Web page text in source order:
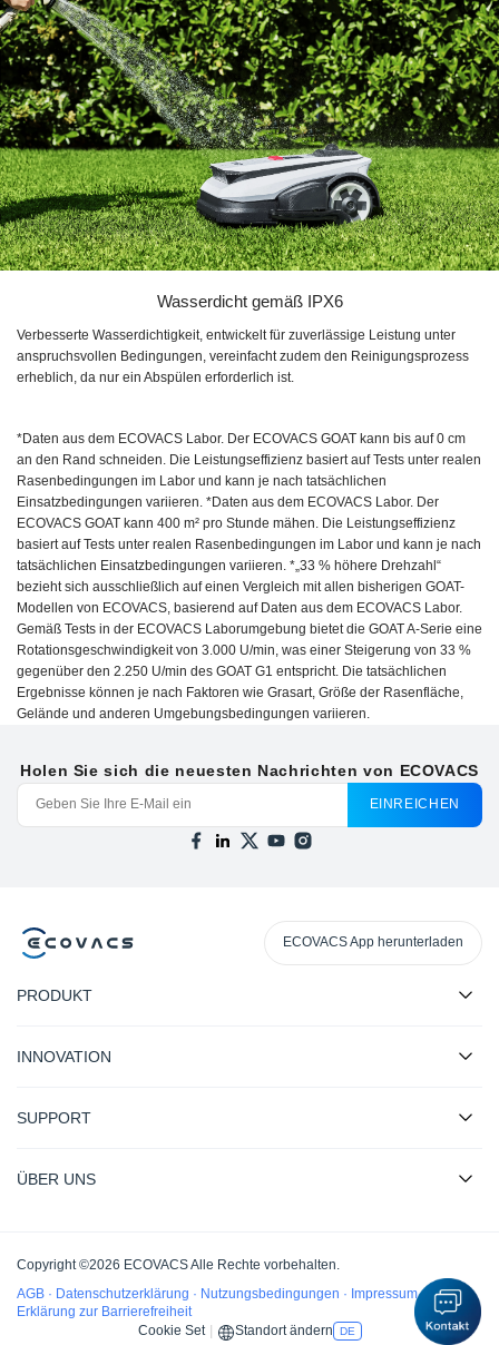
Wasserdicht gemäß IPX6
Verbesserte Wasserdichtigkeit, entwickelt für zuverlässige Leistung unter
anspruchsvollen Bedingungen, vereinfacht zudem den Reinigungsprozess
erheblich, da nur ein Abspülen erforderlich ist.
*Daten aus dem ECOVACS Labor. Der ECOVACS GOAT kann bis auf 0 cm
an den Rand schneiden. Die Leistungseffizienz basiert auf Tests unter realen
Rasenbedingungen im Labor und kann je nach tatsächlichen
Einsatzbedingungen variieren. *Daten aus dem ECOVACS Labor. Der
ECOVACS GOAT kann 400 m² pro Stunde mähen. Die Leistungseffizienz
basiert auf Tests unter realen Rasenbedingungen im Labor und kann je nach
tatsächlichen Einsatzbedingungen variieren. *„33 % höhere Drehzahl“
bezieht sich ausschließlich auf einen Vergleich mit allen bisherigen GOAT-
Modellen von ECOVACS, basierend auf Daten aus dem ECOVACS Labor.
Gemäß Tests in der ECOVACS Laborumgebung bietet die GOAT A-Serie eine
Rotationsgeschwindigkeit von 3.000 U/min, was einer Steigerung von 33 %
gegenüber den 2.250 U/min des GOAT G1 entspricht. Die tatsächlichen
Ergebnisse können je nach Faktoren wie Grasart, Größe der Rasenfläche,
Gelände und anderen Umgebungsbedingungen variieren.
Holen Sie sich die neuesten Nachrichten von ECOVACS
EINREICHEN
ECOVACS App herunterladen
PRODUKT
INNOVATION
SUPPORT
ÜBER UNS
Copyright ©2026 ECOVACS Alle Rechte vorbehalten.
AGB · Datenschutzerklärung · Nutzungsbedingungen · Impressum·
Erklärung zur Barrierefreiheit
Cookie Set | Standort ändern DE